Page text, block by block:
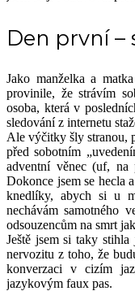
Den první –
Jako manželka a
provinile, že strávím
osoba, která v
sledování z internetu
Ale výčitky šly stranou,
před sobotním
adventní věnec (uf,
Dokonce jsem se hecla
knedlíky, abych si u
nechávám samotného
odsouzencům na smrt
Ještě jsem si taky stihla
nervozitu z toho, že
konverzaci v cizím
jazykovým faux pas.